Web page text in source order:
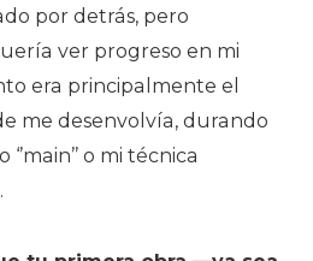
por detrás, pero
ver progreso en mi
era principalmente el
me desenvolvía, durando
o mi técnica